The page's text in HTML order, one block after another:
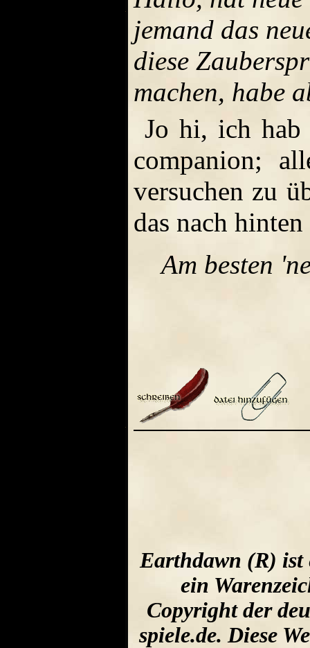
jemand das
diese
machen, habe
Jo hi, ich hab
companion;
versuchen zu
das nach
Am besten
Earthdawn (R) ist
ein
Copyright der
spiele.de. Diese